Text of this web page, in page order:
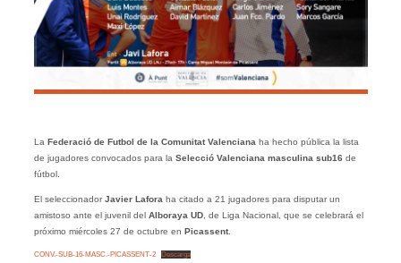
La Federació de Futbol de la Comunitat Valenciana ha hecho pública la lista
de jugadores convocados para la Selecció Valenciana masculina sub16 de
fútbol.
El seleccionadorJavier Lafora ha citado a 21 jugadores para disputar un
amistoso ante el juvenil del Alboraya UD, de Liga Nacional, que se celebrará el
próximo miércoles 27 de octubre en Picassent.
CONV.-SUB-16-MASC.-PICASSENT-2 Descarga